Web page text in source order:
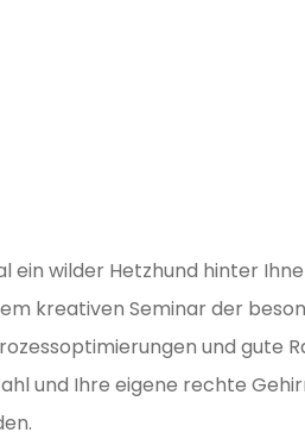
ein wilder Hetzhund hinter
kreativen Seminar der
und gute
und Ihre eigene rechte